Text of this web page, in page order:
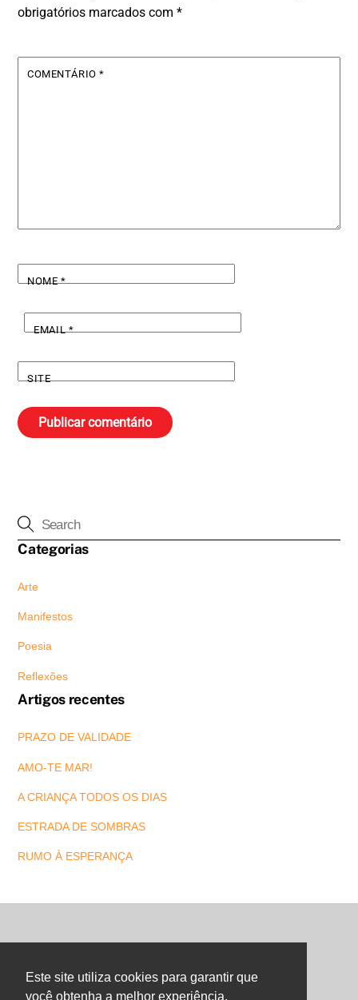
Este site utiliza cookies para garantir que
você obtenha a melhor experiência.
obrigatórios marcados com*
COMENTÁRIO*
NOME*
EMAIL*
SITE
Categorias
Arte
Manifestos
Poesia
Reflexões
Artigos recentes
PRAZO DE VALIDADE
AMO-TE MAR!
A CRIANÇA TODOS OS DIAS
ESTRADA DE SOMBRAS
RUMO À ESPERANÇA
Back
Top